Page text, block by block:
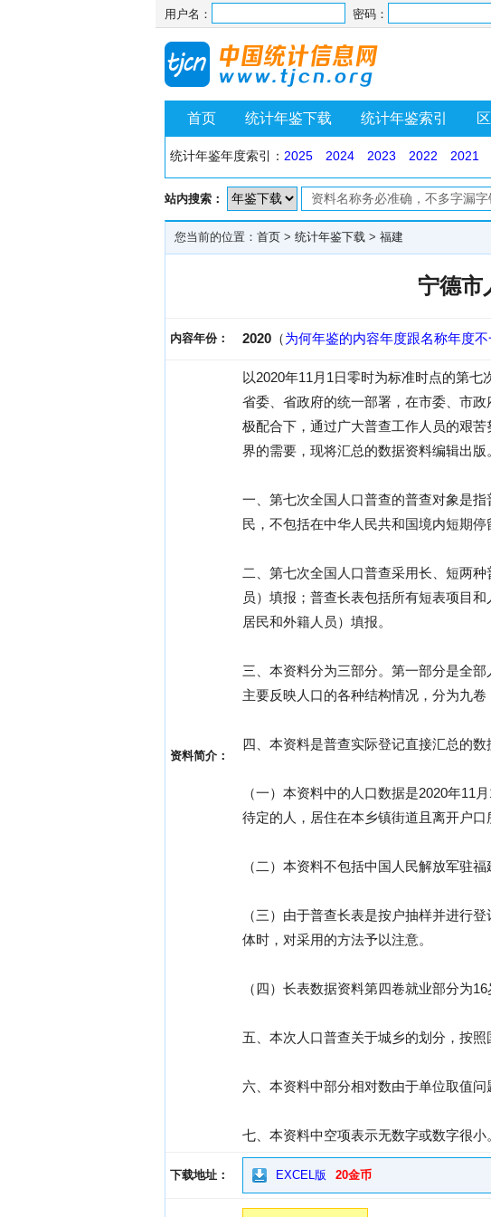
用户名： 密码：
首页 统计年鉴下载 统计年鉴索引
统计年鉴年度索引： 2025 2024 2023 2022 2021
站内搜索：
您当前的位置： 首页 > 统计年鉴下载 > 福建
宁德市
内容年份： 2020 （为何年鉴的内容年度跟名称年度不
资料简介：
以2020年11月1日零时为标准时点的第
省委、省政府的统一部署，在市委、市
极配合下，通过广大普查工作人员的艰
界的需要，现将汇总的数据资料编辑出
一、第七次全国人口普查的普查对象是
民，不包括在中华人民共和国境内短期停
二、第七次全国人口普查采用长、短两
员）填报；普查长表包括所有短表项目
居民和外籍人员）填报。
三、本资料分为三部分。第一部分是全
主要反映人口的各种结构情况，分为九
四、本资料是普查实际登记直接汇总的
（一）本资料中的人口数据是2020年11
待定的人，居住在本乡镇街道且离开户
（二）本资料不包括中国人民解放军驻
（三）由于普查长表是按户抽样并进行
体时，对采用的方法予以注意。
（四）长表数据资料第四卷就业部分为
五、本次人口普查关于城乡的划分，按
六、本资料中部分相对数由于单位取值
七、本资料中空项表示无数字或数字很小
下载地址： EXCEL版 20金币